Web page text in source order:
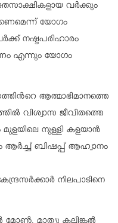
വർക്കും
യോഗം
നഷ്ടപരിഹാരം
എന്നും യോഗം
ആത്മാഭിമാനത്തെ
വിശ്വാസ ജീവിതത്തെ
നുള്ളി കളയാൻ
ആർച്ച് ബിഷപ്പ് ആഹ്വാനം
നിലപാടിനെ